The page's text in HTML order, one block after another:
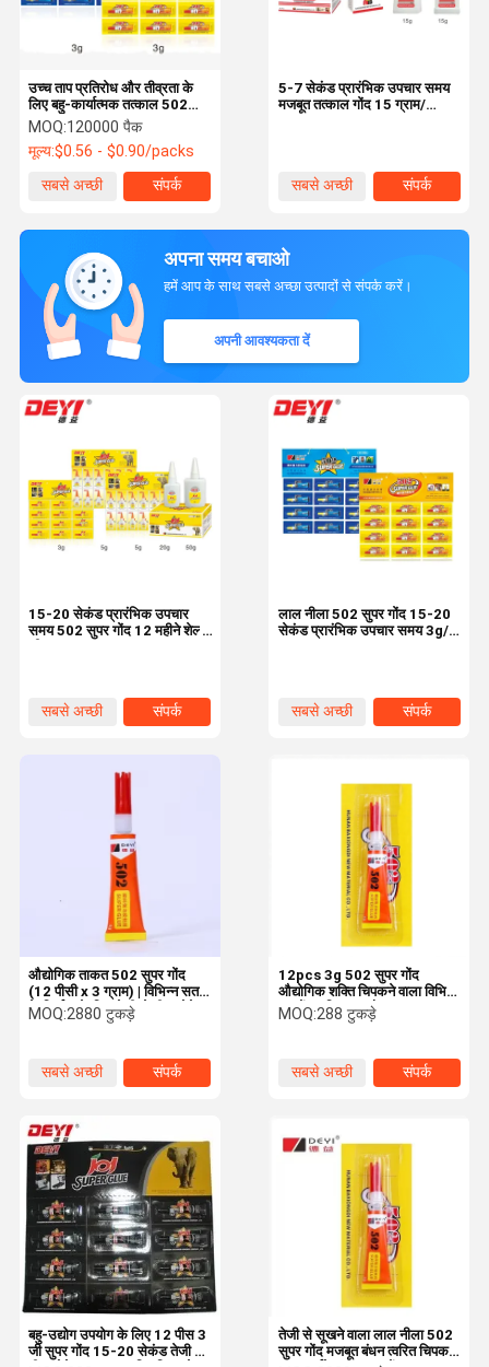
घर उत्पाद हमारे बारे में
उच्च ताप प्रतिरोध और तीव्रता के
लिए बहु-कार्यात्मक तत्काल 502
सुपर गोंद
MOQ:120000 पैक
मूल्य:$0.56 - $0.90/packs
सबसे अच्छी
संपर्क
5-7 सेकंड प्रारंभिक उपचार समय
मजबूत तत्काल गोंद 15 ग्राम/
सबसे अच्छी
संपर्क
अपना समय बचाओ
हमें आप के साथ सबसे अच्छा उत्पादों से संपर्क करें।
अपनी आवश्यकता दें
लाल नीला 502 सुपर गोंद 15-20
सेकंड प्रारंभिक उपचार समय 3g/
सबसे अच्छी
संपर्क
15-20 सेकंड प्रारंभिक उपचार
समय 502 सुपर गोंद 12 महीने शेल्फ
सबसे अच्छी
संपर्क
12pcs 3g 502 सुपर गोंद
औद्योगिक शक्ति चिपकने वाला विभिन्न
सतहों पर टिकाऊ और मजबूत
आसंजन प्रदान करता है
MOQ:288 टुकड़े
सबसे अच्छी
संपर्क
औद्योगिक ताकत 502 सुपर गोंद
(12 पीसी x 3 ग्राम) | विभिन्न सतहों
के निर्माता के लिए तेजी से ठीक होने
वाला चिपकने वाला
MOQ:2880 टुकड़े
सबसे अच्छी
संपर्क
तेजी से सूखने वाला लाल नीला 502
सुपर गोंद मजबूत बंधन त्वरित चिपकने
बहु-उद्योग उपयोग के लिए 12 पीस 3
जी सुपर गोंद 15-20 सेकंड तेजी से